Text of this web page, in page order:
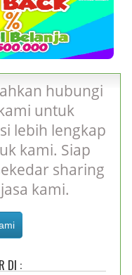
hubungi
untuk
lebih lengkap
kami. Siap
sharing
kami.
DI :